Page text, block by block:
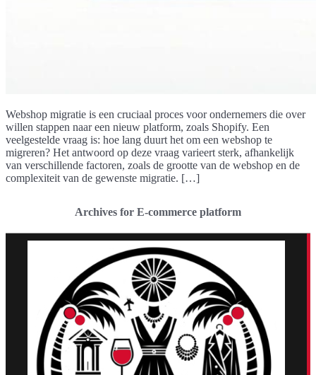
Webshop migratie is een cruciaal proces voor ondernemers die over
willen stappen naar een nieuw platform, zoals Shopify. Een
veelgestelde vraag is: hoe lang duurt het om een webshop te
migreren? Het antwoord op deze vraag varieert sterk, afhankelijk
van verschillende factoren, zoals de grootte van de webshop en de
complexiteit van de gewenste migratie. […]
Archives for E-commerce platform